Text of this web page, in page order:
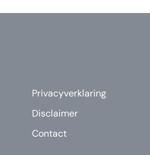
Privacyverklaring
Disclaimer
Contact